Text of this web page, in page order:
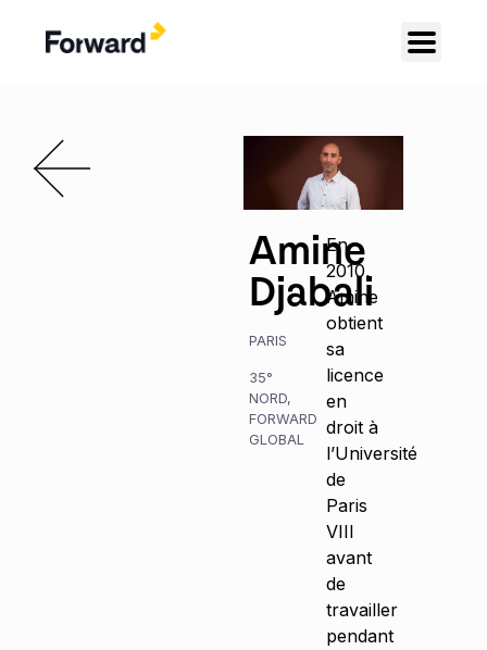
Amine
Djabali
PARIS
35°
NORD,
FORWARD
GLOBAL
En
2010,
Amine
obtient
sa
licence
en
droit à
l’Université
de
Paris
VIII
avant
de
travailler
pendant